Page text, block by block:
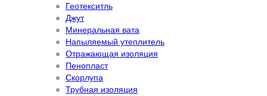
Геотекситль
Джут
Минеральная вата
Напыляемый утеплитель
Отражающая изоляция
Пенопласт
Скорлупа
Трубная изоляция